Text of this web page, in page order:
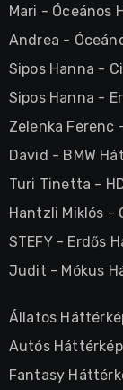
Mari - Óceános
Andrea -
Sipos Hanna -
Sipos Hanna -
Zelenka Ferenc
David - BMW
Turi Tinetta -
Hantzli Miklós -
STEFY- Erdős
Judit - Mókus
Állatos
Autós
Fantasy